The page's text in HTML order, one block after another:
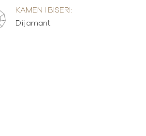
KAMEN I BISERI:
Dijamant